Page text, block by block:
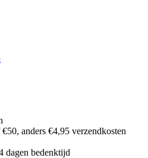
anders €4,95 verzendkosten
dagen bedenktijd